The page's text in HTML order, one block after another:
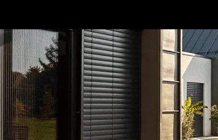
– moderná
okna